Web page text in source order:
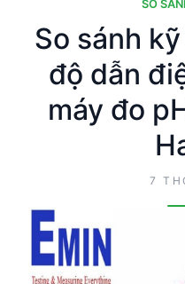
SO
So sánh
độ dẫn
máy đo
7